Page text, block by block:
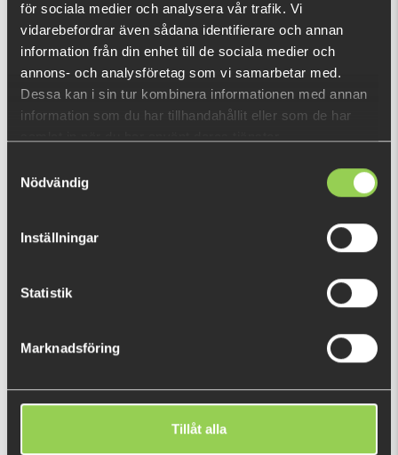
för sociala medier och analysera vår trafik. Vi
vidarebefordrar även sådana identifierare och annan
information från din enhet till de sociala medier och
annons- och analysföretag som vi samarbetar med.
Dessa kan i sin tur kombinera informationen med annan
information som du har tillhandahållit eller som de har
Nödvändig
Inställningar
Statistik
Marknadsföring
Tillåt alla
Hooligan Roach 21cm
Hooligan Roach Baby 9,5cm
- 6 pack
149 kr
Hooligan Roach Micro 5cm
89 kr